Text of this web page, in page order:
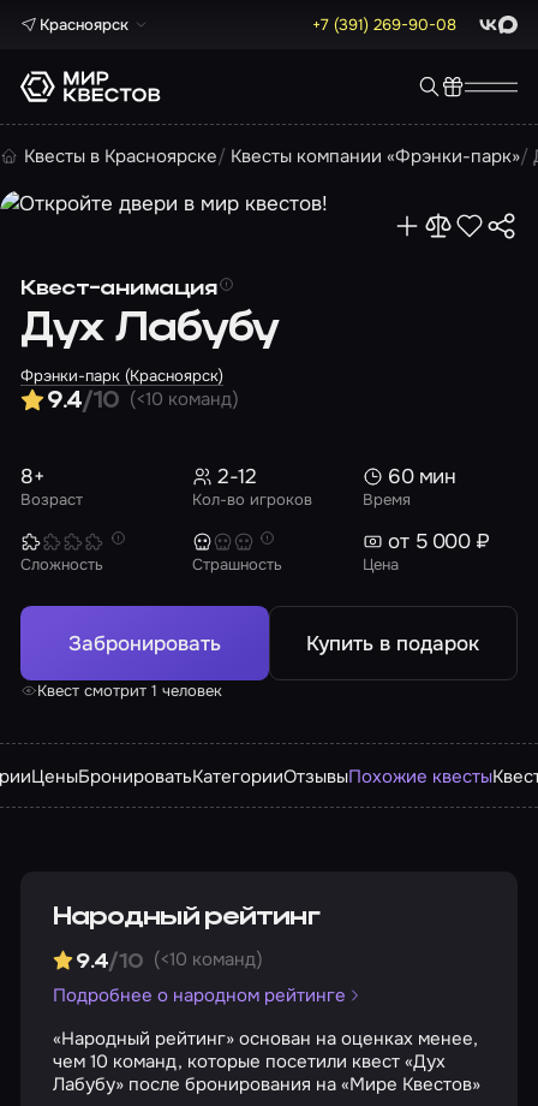
Красноярск +7 (391) 269-90-08 Max
Квесты в Красноярске Квесты компании «Фрэнки-парк»
Квест-анимация
Дух Лабубу
Фрэнки-парк (Красноярск)
9.4/10 (<10 команд)
Возраст
8+
Кол-во игроков
2-12
Время
60 мин
Сложность Страшность Цена
от 5 000 ₽
Забронировать Купить в подарок
Квест смотрит 1 человек
ЦеныБронироватьКатегорииОтзывыПохожие квесты
Народный рейтинг
9.4/10 (<10 команд)
Подробнее о народном рейтинге
«Народный рейтинг» основан на оценках менее,
чем 10 команд, которые посетили квест «Дух
Лабубу» после бронирования на «Мире Квестов»